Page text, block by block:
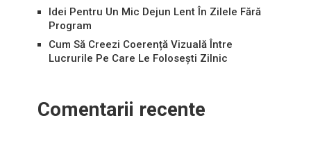
Idei Pentru Un Mic Dejun Lent În Zilele Fără
Program
Cum Să Creezi Coerență Vizuală Între
Lucrurile Pe Care Le Folosești Zilnic
Comentarii recente